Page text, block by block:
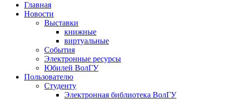
Научная
библиотека
Иншакова
Главная
Новости
Выставки
книжные
виртуальные
События
Электронные ресурсы
Юбилей ВолГУ
Пользователю
Студенту
Электронная библиотека ВолГУ